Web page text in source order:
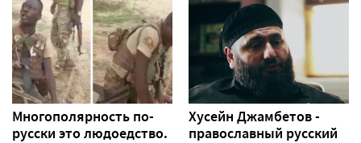
Многополярность по-
русски это людоедство.
Хусейн Джамбетов -
православный русский